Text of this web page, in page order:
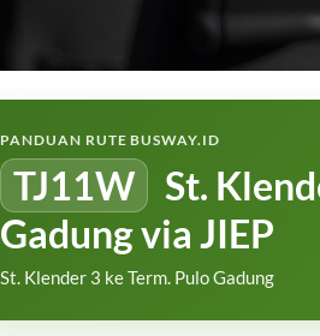
PANDUAN RUTE BUSWAY.ID
TJ11W
St.
Gadung via JIEP
St. Klender 3 ke Term. Pulo Gadung